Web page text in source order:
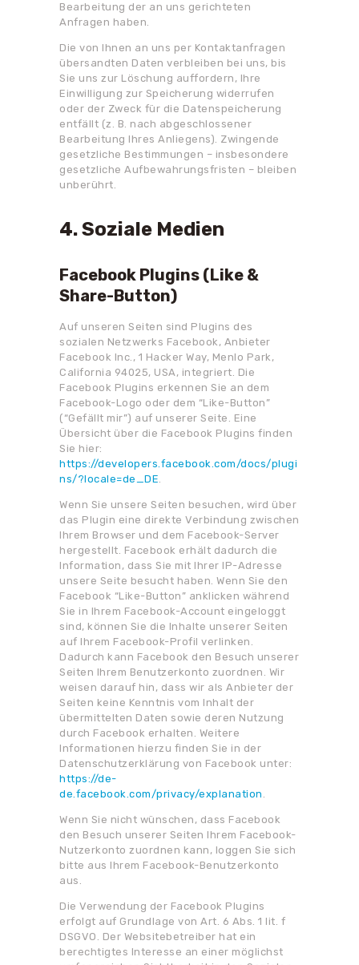
Bearbeitung der an uns gerichteten
Anfragen haben.
Die von Ihnen an uns per Kontaktanfragen
übersandten Daten verbleiben bei uns, bis
Sie uns zur Löschung auffordern, Ihre
Einwilligung zur Speicherung widerrufen
oder der Zweck für die Datenspeicherung
entfällt (z. B. nach abgeschlossener
Bearbeitung Ihres Anliegens). Zwingende
gesetzliche Bestimmungen – insbesondere
gesetzliche Aufbewahrungsfristen – bleiben
unberührt.
4. Soziale Medien
Facebook Plugins (Like &
Share-Button)
Auf unseren Seiten sind Plugins des
sozialen Netzwerks Facebook, Anbieter
Facebook Inc., 1 Hacker Way, Menlo Park,
California 94025, USA, integriert. Die
Facebook Plugins erkennen Sie an dem
Facebook-Logo oder dem “Like-Button”
(“Gefällt mir”) auf unserer Seite. Eine
Übersicht über die Facebook Plugins finden
Sie hier:
https://developers.facebook.com/docs/plugi
ns/?locale=de_DE.
Wenn Sie unsere Seiten besuchen, wird über
das Plugin eine direkte Verbindung zwischen
Ihrem Browser und dem Facebook-Server
hergestellt. Facebook erhält dadurch die
Information, dass Sie mit Ihrer IP-Adresse
unsere Seite besucht haben. Wenn Sie den
Facebook “Like-Button” anklicken während
Sie in Ihrem Facebook-Account eingeloggt
sind, können Sie die Inhalte unserer Seiten
auf Ihrem Facebook-Profil verlinken.
Dadurch kann Facebook den Besuch unserer
Seiten Ihrem Benutzerkonto zuordnen. Wir
weisen darauf hin, dass wir als Anbieter der
Seiten keine Kenntnis vom Inhalt der
übermittelten Daten sowie deren Nutzung
durch Facebook erhalten. Weitere
Informationen hierzu finden Sie in der
Datenschutzerklärung von Facebook unter:
https://de-
de.facebook.com/privacy/explanation .
Wenn Sie nicht wünschen, dass Facebook
den Besuch unserer Seiten Ihrem Facebook-
Nutzerkonto zuordnen kann, loggen Sie sich
bitte aus Ihrem Facebook-Benutzerkonto
aus.
Die Verwendung der Facebook Plugins
erfolgt auf Grundlage von Art. 6 Abs. 1 lit. f
DSGVO. Der Websitebetreiber hat ein
berechtigtes Interesse an einer möglichst